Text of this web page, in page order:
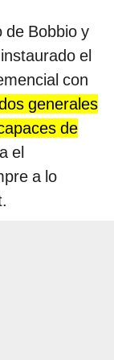
de Bobbio y
el
con
generales
de
el
a lo